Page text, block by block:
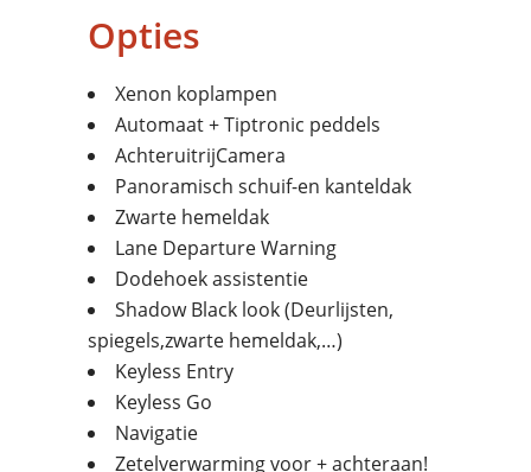
Opties
Xenon koplampen
Automaat + Tiptronic peddels
AchteruitrijCamera
Panoramisch schuif-en kanteldak
Zwarte hemeldak
Lane Departure Warning
Dodehoek assistentie
Shadow Black look (Deurlijsten,
spiegels,zwarte hemeldak,…)
Keyless Entry
Keyless Go
Navigatie
Zetelverwarming voor + achteraan!